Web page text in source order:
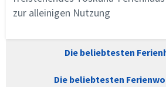
zur alleinigen Nutzung
Die beliebtesten
Die beliebtesten